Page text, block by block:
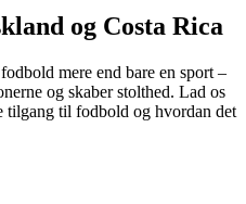
og Costa Rica
mere end bare en sport –
og skaber stolthed. Lad os
tilgang til fodbold og hvordan det